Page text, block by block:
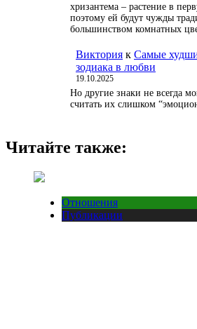
хризантема – растение в
поэтому ей будут чужды
большинством комнатных
Виктория к Самые
зодиака в любви
19.10.2025
Но другие знаки не всегда
считать их слишком
Читайте также:
Отношения
Публикации